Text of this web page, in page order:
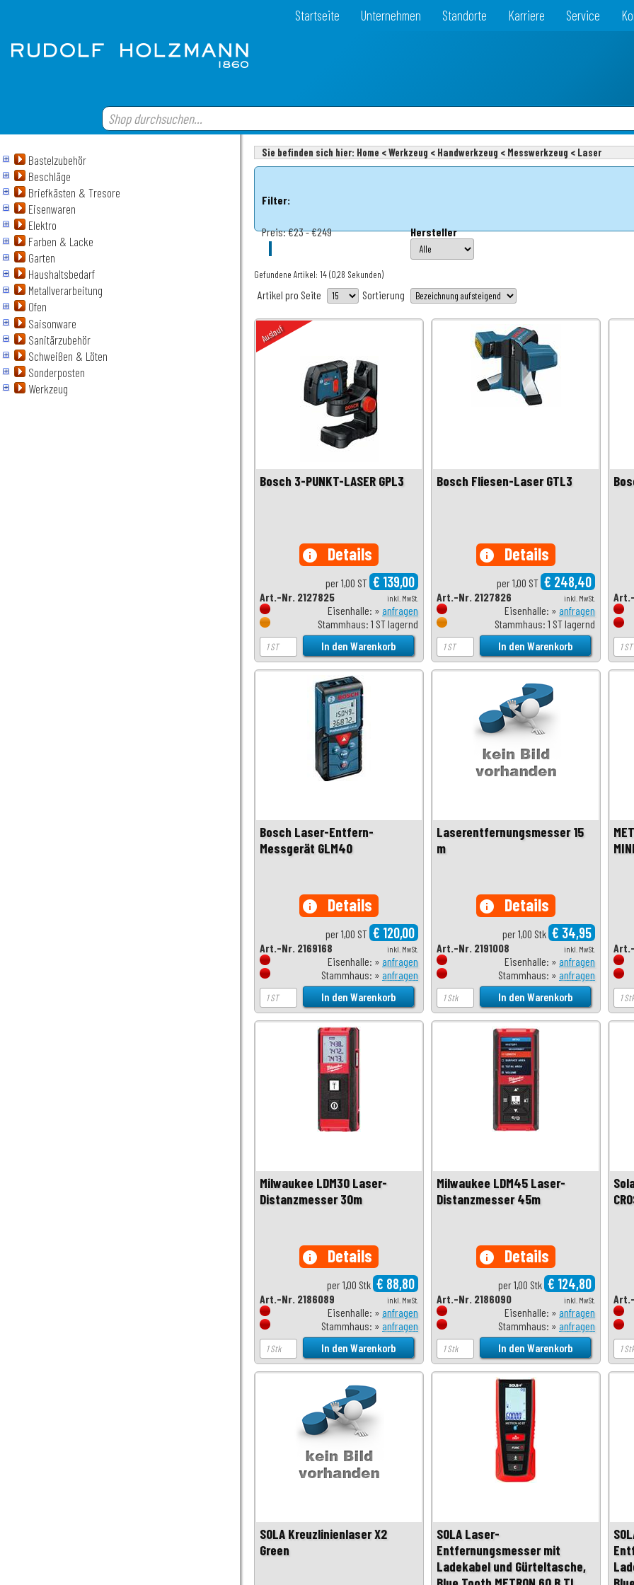
Startseite Unternehmen Standorte Karriere Service
Bastelzubehör
Beschläge
Briefkästen & Tresore
Eisenwaren
Elektro
Farben & Lacke
Garten
Haushaltsbedarf
Metallverarbeitung
Ofen
Saisonware
Sanitärzubehör
Schweißen & Löten
Sonderposten
Werkzeug
Sie befinden sich hier: Home < Werkzeug < Handwerkzeug < Messwerkzeug < Laser
Filter:
Preis:€23 - €249 Hersteller
Gefundene Artikel: 14(0,28 Sekunden)
Artikel pro Seite Sortierung
Auslauf
Bosch 3-PUNKT-LASER GPL3
info Details
per 1,00 ST € 139,00
inkl. MwSt.
Art.-Nr. 2127825
Eisenhalle: » anfragen
Stammhaus: 1 ST lagernd
Bosch Fliesen-Laser GTL3
info Details
per 1,00 ST € 248,40
inkl. MwSt.
Art.-Nr. 2127826
Eisenhalle: » anfragen
Stammhaus: 1 ST lagernd
Bosch Laser-Entfern-
Messgerät GLM40
info Details
per 1,00 ST € 120,00
inkl. MwSt.
Art.-Nr. 2169168
Eisenhalle: » anfragen
Stammhaus: » anfragen
Laserentfernungsmesser 15
m
info Details
per 1,00 Stk € 34,95
inkl. MwSt.
Art.-Nr. 2191008
Eisenhalle: » anfragen
Stammhaus: » anfragen
Milwaukee LDM30 Laser-
Distanzmesser 30m
info Details
per 1,00 Stk € 88,80
inkl. MwSt.
Art.-Nr. 2186089
Eisenhalle: » anfragen
Stammhaus: » anfragen
Milwaukee LDM45 Laser-
Distanzmesser 45m
info Details
per 1,00 Stk € 124,80
inkl. MwSt.
Art.-Nr. 2186090
Eisenhalle: » anfragen
Stammhaus: » anfragen
SOLA Kreuzlinienlaser X2
Green
SOLA Laser-
Entfernungsmesser mit
Ladekabel und Gürteltasche,